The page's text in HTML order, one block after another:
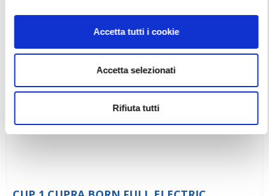
Accetta tutti i cookie
Accetta selezionati
Rifiuta tutti